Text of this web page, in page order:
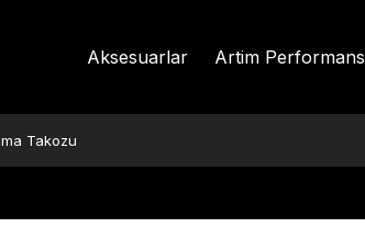
Aksesuarlar Artim Performans
Takozu